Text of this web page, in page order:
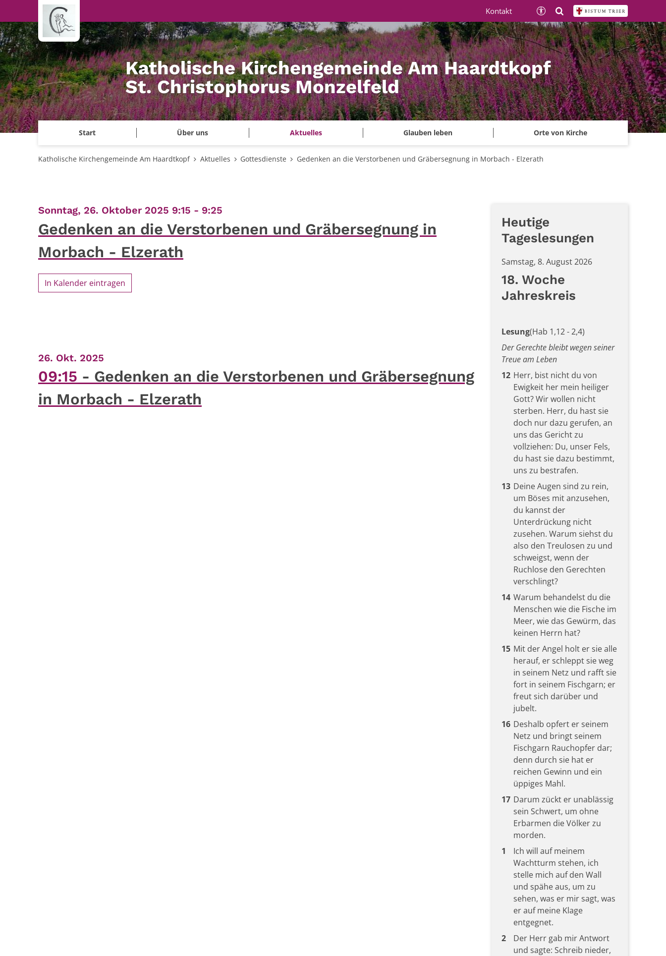
Zum Inhalt springen
Katholische Kirchengemeinde Am Haardtkopf
St. Christophorus Monzelfeld
Start Über uns Aktuelles Glauben leben Orte von Kirche
Kontakt
Katholische Kirchengemeinde Am Haardtkopf Aktuelles Gottesdienste Gedenken an die Verstorbenen und Gräbersegnung in Morbach - Elzerath
Sonntag, 26. Oktober 2025 9:15 - 9:25
Gedenken an die Verstorbenen und Gräbersegnung in
Morbach - Elzerath
In Kalender eintragen
26. Okt. 2025
09:15
Gedenken an die Verstorbenen und Gräbersegnung
in Morbach - Elzerath
Heutige
Tageslesungen
Samstag, 8. August 2026
18. Woche
Jahreskreis
Lesung(Hab 1,12 - 2,4)
Der Gerechte bleibt wegen seiner
Treue am Leben
12 Herr, bist nicht du von
Ewigkeit her mein heiliger
Gott? Wir wollen nicht
sterben. Herr, du hast sie
doch nur dazu gerufen, an
uns das Gericht zu
vollziehen: Du, unser Fels,
du hast sie dazu bestimmt,
uns zu bestrafen.
13 Deine Augen sind zu rein,
um Böses mit anzusehen,
du kannst der
Unterdrückung nicht
zusehen. Warum siehst du
also den Treulosen zu und
schweigst, wenn der
Ruchlose den Gerechten
verschlingt?
14 Warum behandelst du die
Menschen wie die Fische im
Meer, wie das Gewürm, das
keinen Herrn hat?
15 Mit der Angel holt er sie alle
herauf, er schleppt sie weg
in seinem Netz und rafft sie
fort in seinem Fischgarn; er
freut sich darüber und
jubelt.
16 Deshalb opfert er seinem
Netz und bringt seinem
Fischgarn Rauchopfer dar;
denn durch sie hat er
reichen Gewinn und ein
üppiges Mahl.
17 Darum zückt er unablässig
sein Schwert, um ohne
Erbarmen die Völker zu
morden.
1
Ich will auf meinem
Wachtturm stehen, ich
stelle mich auf den Wall
und spähe aus, um zu
sehen, was er mir sagt, was
er auf meine Klage
entgegnet.
2
Der Herr gab mir Antwort
und sagte: Schreib nieder,